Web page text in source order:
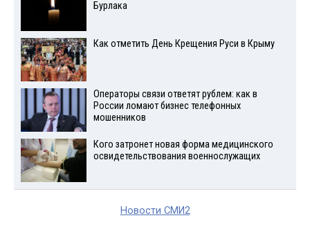
Бурлака
Как отметить День Крещения Руси в Крыму
Операторы связи ответят рублем: как в
России ломают бизнес телефонных
мошенников
Кого затронет новая форма медицинского
освидетельствования военнослужащих
Новости СМИ2